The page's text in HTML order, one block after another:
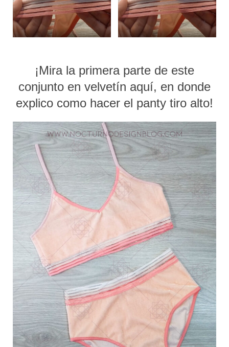
¡Mira la primera parte de este
conjunto en velvetín aquí, en donde
explico como hacer el panty tiro alto!